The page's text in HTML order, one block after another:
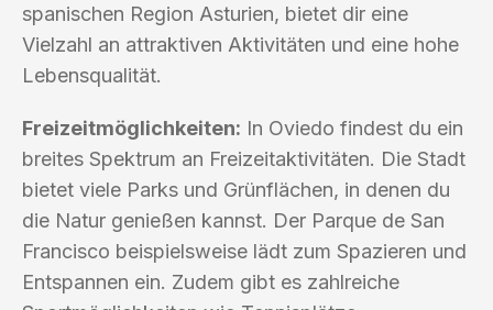
spanischen Region Asturien, bietet dir eine
Vielzahl an attraktiven Aktivitäten und eine hohe
Lebensqualität.
Freizeitmöglichkeiten: In Oviedo findest du ein
breites Spektrum an Freizeitaktivitäten. Die Stadt
bietet viele Parks und Grünflächen, in denen du
die Natur genießen kannst. Der Parque de San
Francisco beispielsweise lädt zum Spazieren und
Entspannen ein. Zudem gibt es zahlreiche